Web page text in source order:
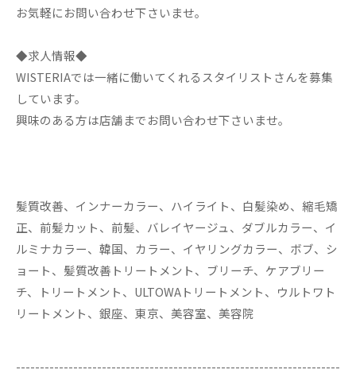
お気軽にお問い合わせ下さいませ。
◆求人情報◆
WISTERIAでは一緒に働いてくれるスタイリストさんを募集
しています。
興味のある方は店舗までお問い合わせ下さいませ。
髪質改善、インナーカラー、ハイライト、白髪染め、縮毛矯
正、前髪カット、前髪、バレイヤージュ、ダブルカラー、イ
ルミナカラー、韓国、カラー、イヤリングカラー、ボブ、シ
ョート、髪質改善トリートメント、ブリーチ、ケアブリー
チ、トリートメント、ULTOWAトリートメント、ウルトワト
リートメント、銀座、東京、美容室、美容院
--------------------------------------------------------------------